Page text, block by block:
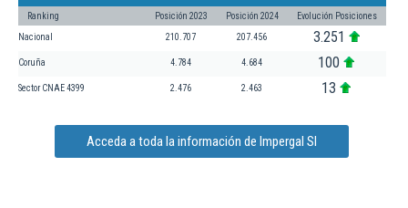
Ranking Posición 2023 Posición 2024 Evolución Posiciones
Nacional 210.707 207.456 3.251
Coruña 4.784 4.684 100
Sector CNAE 4399 2.476 2.463 13
Acceda a toda la información de Impergal Sl